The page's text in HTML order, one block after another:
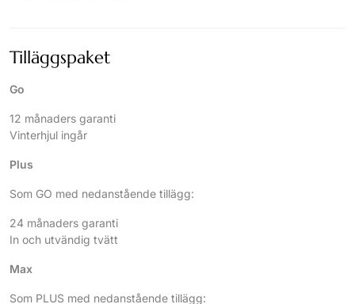
Tilläggspaket
Go
12 månaders garanti
Vinterhjul ingår
Plus
Som GO med nedanstående tillägg:
24 månaders garanti
In och utvändig tvätt
Max
Som PLUS med nedanstående tillägg: